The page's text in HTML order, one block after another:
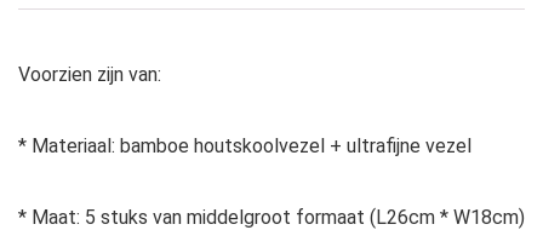
Voorzien zijn van:
* Materiaal: bamboe houtskoolvezel + ultrafijne vezel
* Maat: 5 stuks van middelgroot formaat (L26cm * W18cm)